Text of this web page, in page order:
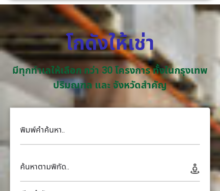
โกดังให้เช่า
มีทุกทำเลให้เลือก กว่า 30 โครงการ ทั้งในกรุงเทพ
ปริมณฑล และ จังหวัดสำคัญ
พิมพ์คำค้นหา..
ค้นหาตามพิกัด..